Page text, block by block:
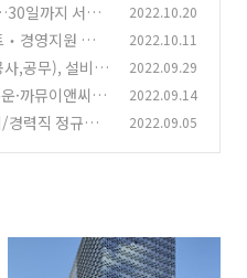
일까지 서류
2022.10.20
영지원 등 4
2022.10.11
,공무), 설비
2022.09.29
·까뮤이앤씨
2022.09.14
경력직 정규직
2022.09.05